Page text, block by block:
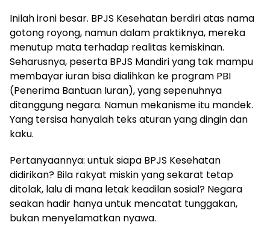
Inilah ironi besar. BPJS Kesehatan berdiri atas nama
gotong royong, namun dalam praktiknya, mereka
menutup mata terhadap realitas kemiskinan.
Seharusnya, peserta BPJS Mandiri yang tak mampu
membayar iuran bisa dialihkan ke program PBI
(Penerima Bantuan Iuran), yang sepenuhnya
ditanggung negara. Namun mekanisme itu mandek.
Yang tersisa hanyalah teks aturan yang dingin dan
kaku.
Pertanyaannya: untuk siapa BPJS Kesehatan
didirikan? Bila rakyat miskin yang sekarat tetap
ditolak, lalu di mana letak keadilan sosial? Negara
seakan hadir hanya untuk mencatat tunggakan,
bukan menyelamatkan nyawa.